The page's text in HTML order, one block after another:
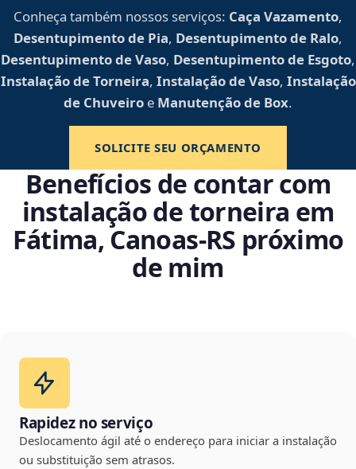
Conheça também nossos serviços: Caça Vazamento,
Desentupimento de Pia, Desentupimento de Ralo,
Desentupimento de Vaso, Desentupimento de Esgoto,
Instalação de Torneira, Instalação de Vaso, Instalação
de Chuveiro e Manutenção de Box.
SOLICITE SEU ORÇAMENTO
Benefícios de contar com
instalação de torneira em
Fátima, Canoas‑RS próximo
de mim
Rapidez no serviço
Deslocamento ágil até o endereço para iniciar a instalação
ou substituição sem atrasos.